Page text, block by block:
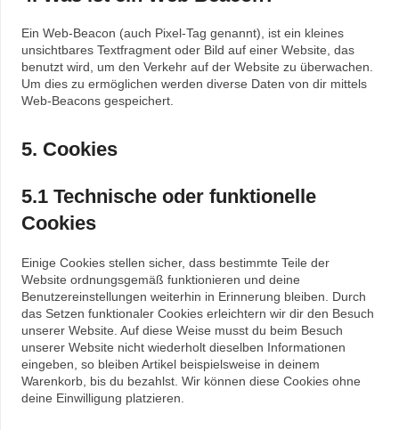
Ein Web-Beacon (auch Pixel-Tag genannt), ist ein kleines
unsichtbares Textfragment oder Bild auf einer Website, das
benutzt wird, um den Verkehr auf der Website zu überwachen.
Um dies zu ermöglichen werden diverse Daten von dir mittels
Web-Beacons gespeichert.
5. Cookies
5.1 Technische oder funktionelle
Cookies
Einige Cookies stellen sicher, dass bestimmte Teile der
Website ordnungsgemäß funktionieren und deine
Benutzereinstellungen weiterhin in Erinnerung bleiben. Durch
das Setzen funktionaler Cookies erleichtern wir dir den Besuch
unserer Website. Auf diese Weise musst du beim Besuch
unserer Website nicht wiederholt dieselben Informationen
eingeben, so bleiben Artikel beispielsweise in deinem
Warenkorb, bis du bezahlst. Wir können diese Cookies ohne
deine Einwilligung platzieren.